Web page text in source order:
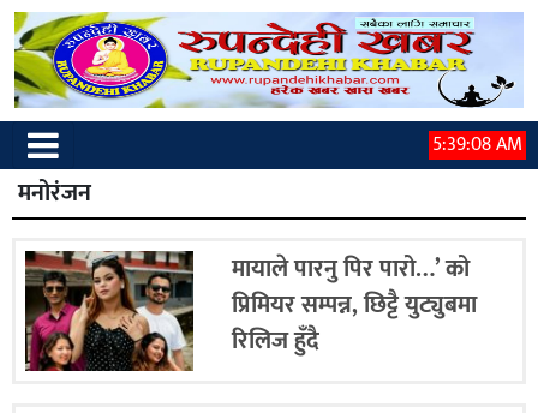
5:39:08 AM
मनोरंजन
मायाले पारनु पिर पारो…’ को
प्रिमियर सम्पन्न, छिट्टै युट्युबमा
रिलिज हुँदै